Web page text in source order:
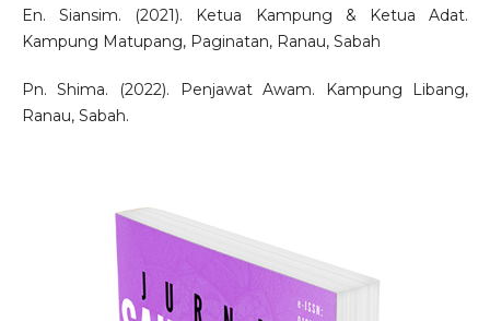
En. Siansim. (2021). Ketua Kampung & Ketua Adat.
Kampung Matupang, Paginatan, Ranau, Sabah
Pn. Shima. (2022). Penjawat Awam. Kampung Libang,
Ranau, Sabah.